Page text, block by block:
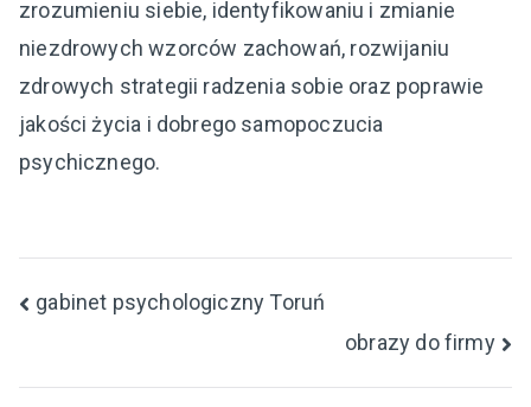
zrozumieniu siebie, identyfikowaniu i zmianie
niezdrowych wzorców zachowań, rozwijaniu
zdrowych strategii radzenia sobie oraz poprawie
jakości życia i dobrego samopoczucia
psychicznego.
Nawigacja
gabinet psychologiczny Toruń
obrazy do firmy